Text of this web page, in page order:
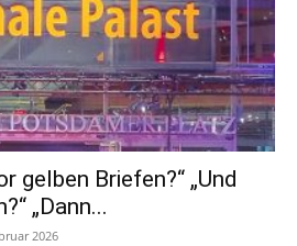
gelben Briefen?“ „Und
„Dann...
2026